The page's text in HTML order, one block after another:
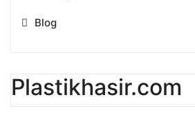
Blog
Plastikhasir.com